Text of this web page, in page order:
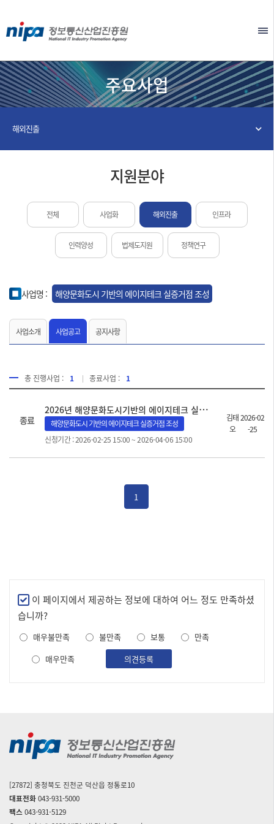
주요사업
해외진출
지원분야
전체 사업화 해외진출 인프라
인력양성 법제도지원 정책연구
사업명 : 해양문화도시 기반의 에이지테크 실증거점 조성
사업소개 사업공고 공지사항
총 진행사업 : 1 종료사업 : 1
종료
2
026년 해양문화도시기반의 에이지테크 실증거점 조성 사업 공고
해양문화도시 기반의 에이지테크 실증거점 조성
신청기간 : 2026-02-25 15:00 ~ 2026-04-06 15:00
김태
오
2026-02
-25
1
만
족
도
조
이 페이지에서 제공하는 정보에 대하여 어느 정도 만족하셨
습니까?
매우불만족 불만족 보통
만족
매우만족
의견등록
[27872] 충청북도 진천군 덕산읍 정통로10
대표전화043-931-5000
팩스043-931-5129